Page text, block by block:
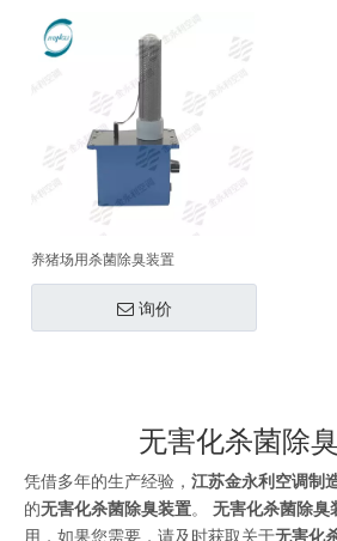
养猪场用杀菌除臭装置
询价
无害化杀菌除
凭借多年的生产经验， 江苏金永利空调制
的无害化杀菌除臭装置。 无害化杀菌除臭
用，如果您需要，请及时获取关于无害化